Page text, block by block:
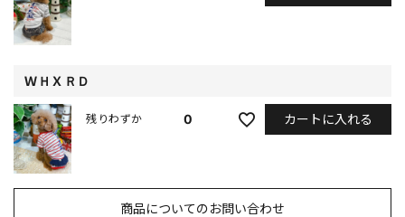
ＷＨＸＲＤ
0
残りわずか カートに入れる
商品についてのお問い合わせ